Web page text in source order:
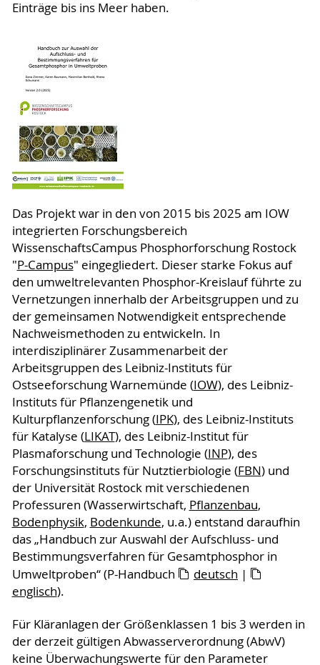
Einträge bis ins Meer haben.
Das Projekt war in den von 2015 bis 2025 am IOW
integrierten Forschungsbereich
WissenschaftsCampus Phosphorforschung Rostock
"P-Campus" eingegliedert. Dieser starke Fokus auf
den umweltrelevanten Phosphor-Kreislauf führte zu
Vernetzungen innerhalb der Arbeitsgruppen und zu
der gemeinsamen Notwendigkeit entsprechende
Nachweismethoden zu entwickeln. In
interdisziplinärer Zusammenarbeit der
Arbeitsgruppen des Leibniz-Instituts für
Ostseeforschung Warnemünde (IOW), des Leibniz-
Instituts für Pflanzengenetik und
Kulturpflanzenforschung (IPK), des Leibniz-Instituts
für Katalyse (LIKAT), des Leibniz-Institut für
Plasmaforschung und Technologie (INP), des
Forschungsinstituts für Nutztierbiologie (FBN) und
der Universität Rostock mit verschiedenen
Professuren (Wasserwirtschaft, Pflanzenbau,
Bodenphysik, Bodenkunde, u.a.) entstand daraufhin
das „Handbuch zur Auswahl der Aufschluss- und
Bestimmungsverfahren für Gesamtphosphor in
Umweltproben“ (P-Handbuch
deutsch |
englisch).
Für Kläranlagen der Größenklassen 1 bis 3 werden in
der derzeit gültigen Abwasserverordnung (AbwV)
keine Überwachungswerte für den Parameter